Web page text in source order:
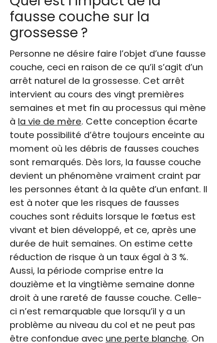
fausse couche sur la
grossesse ?
Personne ne désire faire l’objet d’une fausse
couche, ceci en raison de ce qu’il s’agit d’un
arrêt naturel de la grossesse. Cet arrêt
intervient au cours des vingt premières
semaines et met fin au processus qui mène
à la vie de mère. Cette conception écarte
toute possibilité d’être toujours enceinte au
moment où les débris de fausses couches
sont remarqués. Dès lors, la fausse couche
devient un phénomène vraiment craint par
les personnes étant à la quête d’un enfant. Il
est à noter que les risques de fausses
couches sont réduits lorsque le fœtus est
vivant et bien développé, et ce, après une
durée de huit semaines. On estime cette
réduction de risque à un taux égal à 3 %.
Aussi, la période comprise entre la
douzième et la vingtième semaine donne
droit à une rareté de fausse couche. Celle-
ci n’est remarquable que lorsqu’il y a un
problème au niveau du col et ne peut pas
être confondue avec une perte blanche. On